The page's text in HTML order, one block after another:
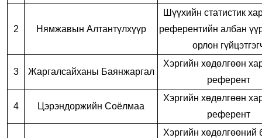
2 Нямжавын Алтантүлхүүр
Шүүхийн статистик
референтийн албан
орлон
3 Жаргалсайханы Баянжаргал
Хэргийн хөдөлгөөн
референт
4 Цэрэндоржийн Соёлмаа
Хэргийн хөдөлгөөн
референт
Хэргийн хөдөлгөөний